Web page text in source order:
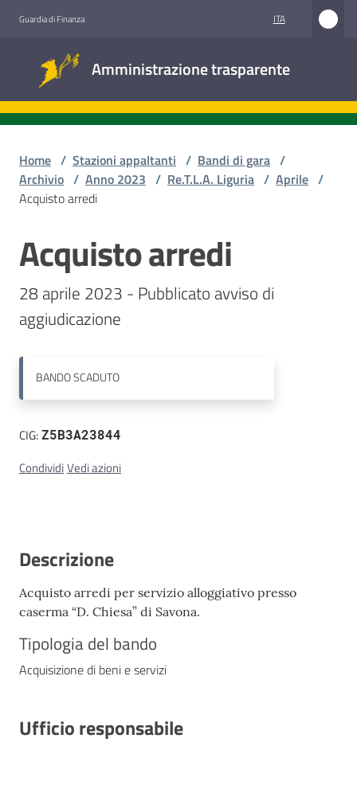
Guardia di Finanza ITA
Amministrazione trasparente
trasparente
Accesso
Stazioni
appaltanti
Contatti
Home / Stazioni appaltanti / Bandi di gara /
Archivio / Anno 2023 / Re.T.L.A. Liguria / Aprile /
Acquisto arredi
Salta al contenuto
Acquisto arredi
28 aprile 2023 - Pubblicato avviso di
aggiudicazione
BANDOSCADUTO
CIG:Z5B3A23844
CondividiVedi azioni
Descrizione
Acquisto arredi per servizio alloggiativo presso
caserma “D. Chiesa” di Savona.
Tipologia del bando
Acquisizione di beni e servizi
Ufficio responsabile